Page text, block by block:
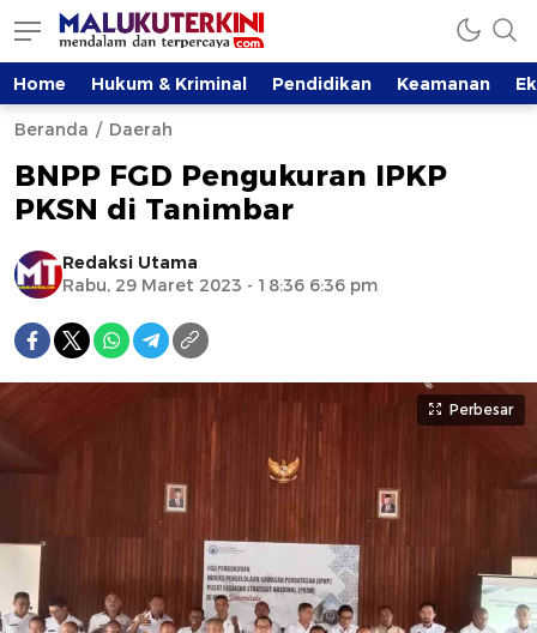
Home Hukum & Kriminal Pendidikan Keamanan
Beranda Daerah
BNPP FGD Pengukuran IPKP
PKSN di Tanimbar
Redaksi Utama
Rabu, 29 Maret 2023 - 18:36 6:36 pm
Perbesar